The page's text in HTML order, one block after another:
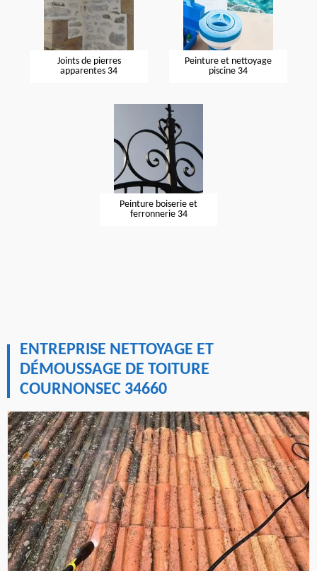
Joints de pierres
apparentes 34
Peinture et nettoyage
piscine 34
Peinture boiserie et
ferronnerie 34
ENTREPRISE NETTOYAGE ET
DÉMOUSSAGE DE TOITURE
COURNONSEC 34660